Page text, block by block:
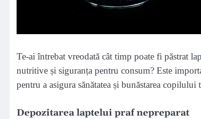
Te-ai întrebat vreodată cât timp poate fi păstrat
nutritive și siguranța pentru consum? Este
pentru a asigura sănătatea și bunăstarea copilului
Depozitarea laptelui praf nepreparat